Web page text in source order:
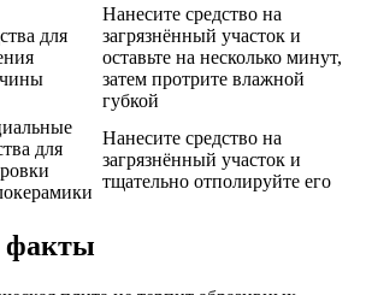
для
Нанесите средство на
загрязнённый участок и
оставьте на несколько минут,
затем протрите влажной
губкой
для
Нанесите средство на
загрязнённый участок и
тщательно отполируйте его
факты